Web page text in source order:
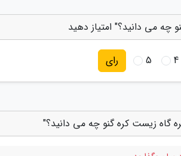
چه می دانید؟" امتیاز دهید
4
5 رای
گاه زیست کره گنو چه می دانید؟"